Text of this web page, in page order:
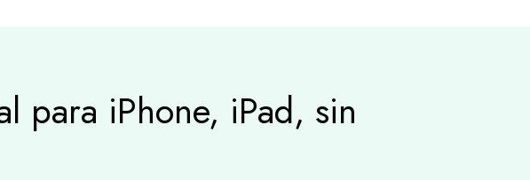
para iPhone, iPad, sin